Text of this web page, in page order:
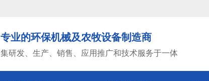
专业的环保机械及农牧设备制造商
集研发、生产、销售、应用推广和技术服务于一体